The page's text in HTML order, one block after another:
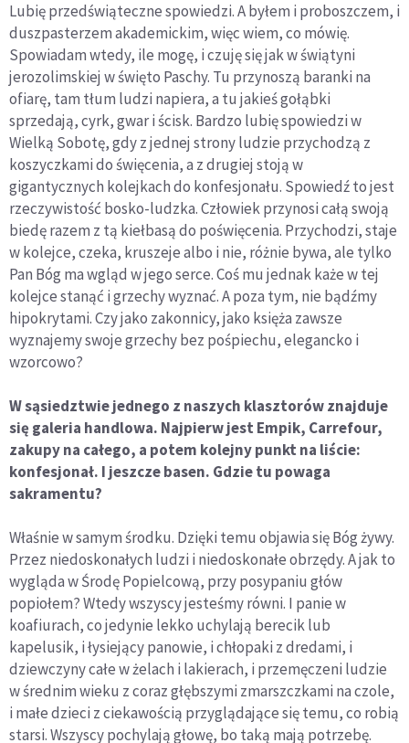
Lubię przedświąteczne spowiedzi. A byłem i proboszczem, i
duszpasterzem akademickim, więc wiem, co mówię.
Spowiadam wtedy, ile mogę, i czuję się jak w świątyni
jerozolimskiej w święto Paschy. Tu przynoszą baranki na
ofiarę, tam tłum ludzi napiera, a tu jakieś gołąbki
sprzedają, cyrk, gwar i ścisk. Bardzo lubię spowiedzi w
Wielką Sobotę, gdy z jednej strony ludzie przychodzą z
koszyczkami do święcenia, a z drugiej stoją w
gigantycznych kolejkach do konfesjonału. Spowiedź to jest
rzeczywistość bosko-ludzka. Człowiek przynosi całą swoją
biedę razem z tą kiełbasą do poświęcenia. Przychodzi, staje
w kolejce, czeka, kruszeje albo i nie, różnie bywa, ale tylko
Pan Bóg ma wgląd w jego serce. Coś mu jednak każe w tej
kolejce stanąć i grzechy wyznać. A poza tym, nie bądźmy
hipokrytami. Czy jako zakonnicy, jako księża zawsze
wyznajemy swoje grzechy bez pośpiechu, elegancko i
wzorcowo?
W sąsiedztwie jednego z naszych klasztorów znajduje
się galeria handlowa. Najpierw jest Empik, Carrefour,
zakupy na całego, a potem kolejny punkt na liście:
konfesjonał. I jeszcze basen. Gdzie tu powaga
sakramentu?
Właśnie w samym środku. Dzięki temu objawia się Bóg żywy.
Przez niedoskonałych ludzi i niedoskonałe obrzędy. A jak to
wygląda w Środę Popielcową, przy posypaniu głów
popiołem? Wtedy wszyscy jesteśmy równi. I panie w
koafiurach, co jedynie lekko uchylają berecik lub
kapelusik, i łysiejący panowie, i chłopaki z dredami, i
dziewczyny całe w żelach i lakierach, i przemęczeni ludzie
w średnim wieku z coraz głębszymi zmarszczkami na czole,
i małe dzieci z ciekawością przyglądające się temu, co robią
starsi. Wszyscy pochylają głowę, bo taką mają potrzebę.